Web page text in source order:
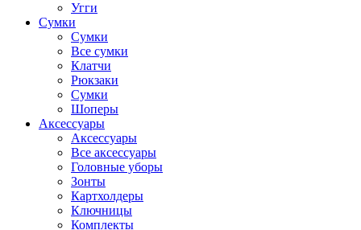
Угги
Сумки
Сумки
Все сумки
Клатчи
Рюкзаки
Сумки
Шоперы
Аксессуары
Аксессуары
Все аксессуары
Головные уборы
Зонты
Картхолдеры
Ключницы
Комплекты